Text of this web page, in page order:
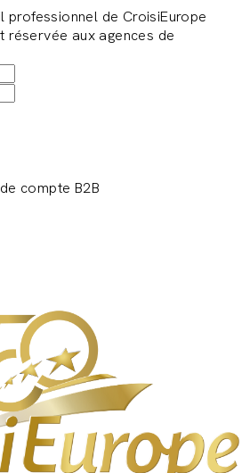
professionnel de CroisiEurope
réservée aux agences de
compte B2B